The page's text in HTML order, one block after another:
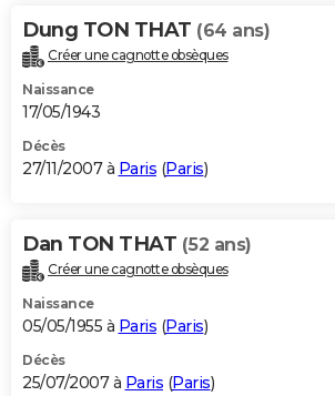
Dung TON THAT (64 ans)
Créer une cagnotte obsèques
Naissance
17/05/1943
Décès
27/11/2007 à Paris (Paris)
Dan TON THAT (52 ans)
Créer une cagnotte obsèques
Naissance
05/05/1955 à Paris (Paris)
Décès
25/07/2007 à Paris (Paris)